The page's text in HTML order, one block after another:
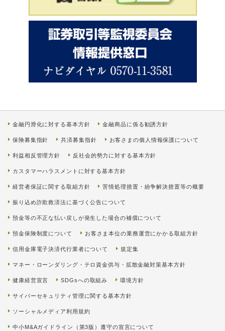
金融円滑化に対する基本方針 金融商品に係る勧誘方針
保険募集指針 共済募集指針 お客さまの個人情報保護について
利益相反管理方針 反社会的勢力に対する基本方針
カスタマーハラスメントに対する基本方針
経営者保証に関する取組方針 苦情処理措置・紛争解決措置等の概要
振り込め詐欺救済法に基づく公告について
預金等の不正な払い戻しが発生した場合の補償について
預金保険制度について お客さま本位の業務運営にかかる取組方針
信用金庫電子決済代行業者について 規定集
マネー・ローンダリング・テロ資金供与・拡散金融対策基本方針
健康経営宣言 SDGsへの取組み 環境方針
サイバーセキュリティ管理に関する基本方針
ソーシャルメディア利用規約
中小M&Aガイドライン（第3版）遵守の宣言について